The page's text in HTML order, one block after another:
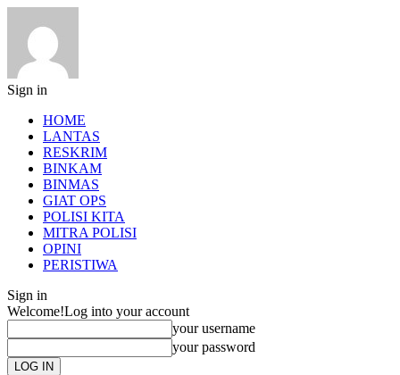
Sign in
HOME
LANTAS
RESKRIM
BINKAM
BINMAS
GIAT OPS
POLISI KITA
MITRA POLISI
OPINI
PERISTIWA
Sign in
Welcome!Log into your account
your username
your password